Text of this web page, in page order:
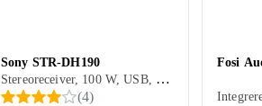
Sony STR-DH190
Stereoreceiver, 100 W, USB, RCA-indgang, RCA-udgang, Hovedtelefonudgang, Phono-indgang, Pre-out, 2, Apple AirPlay, Bluetooth, Appstyring
(4)
Fosi